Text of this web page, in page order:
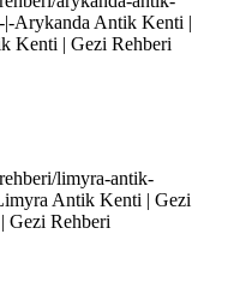
Arykanda Antik Kenti |
Kenti | Gezi Rehberi
limyra-antik-
Antik Kenti | Gezi
Gezi Rehberi